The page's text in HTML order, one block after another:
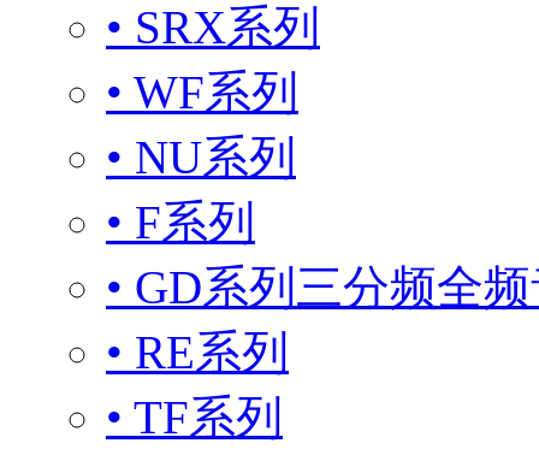
• SRX系列
• WF系列
• NU系列
• F系列
• GD系列三分频全
• RE系列
• TF系列